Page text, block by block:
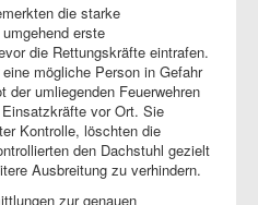
die starke
erste
die Rettungskräfte eintrafen.
mögliche Person in Gefahr
der umliegenden Feuerwehren
vor Ort. Sie
Kontrolle, löschten die
den Dachstuhl gezielt
Ausbreitung zu verhindern.
zur genauen